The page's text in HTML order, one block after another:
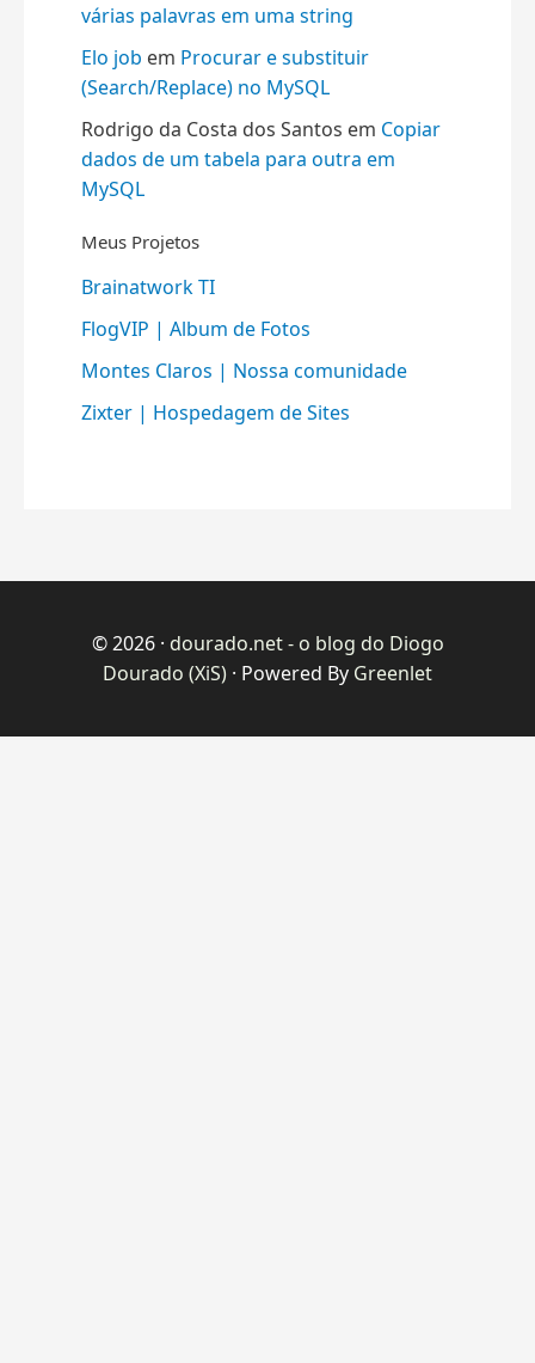
várias palavras em uma string
Elo job em Procurar e substituir
(Search/Replace) no MySQL
Rodrigo da Costa dos Santos em Copiar
dados de um tabela para outra em
MySQL
Meus Projetos
Brainatwork TI
FlogVIP | Album de Fotos
Montes Claros | Nossa comunidade
Zixter | Hospedagem de Sites
© 2026 · dourado.net - o blog do Diogo
Dourado (XiS) · Powered By Greenlet